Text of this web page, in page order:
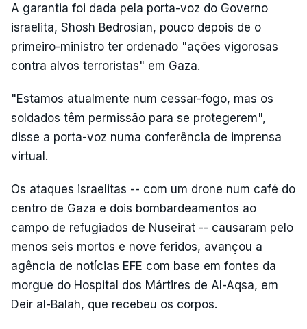
A garantia foi dada pela porta-voz do Governo
israelita, Shosh Bedrosian, pouco depois de o
primeiro-ministro ter ordenado "ações vigorosas
contra alvos terroristas" em Gaza.
"Estamos atualmente num cessar-fogo, mas os
soldados têm permissão para se protegerem",
disse a porta-voz numa conferência de imprensa
virtual.
Os ataques israelitas -- com um drone num café do
centro de Gaza e dois bombardeamentos ao
campo de refugiados de Nuseirat -- causaram pelo
menos seis mortos e nove feridos, avançou a
agência de notícias EFE com base em fontes da
morgue do Hospital dos Mártires de Al-Aqsa, em
Deir al-Balah, que recebeu os corpos.